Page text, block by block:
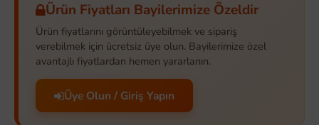
Ürün Fiyatları Bayilerimize Özeldir
Ürün fiyatlarını görüntüleyebilmek ve sipariş
verebilmek için ücretsiz üye olun. Bayilerimize özel
avantajlı fiyatlardan hemen yararlanın.
Üye Olun / Giriş Yapın